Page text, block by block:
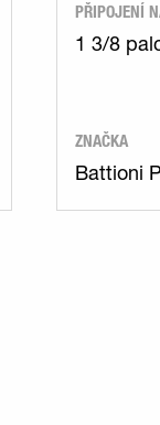
PŘIPOJENÍ
1 3/8
ZNAČKA
Battioni